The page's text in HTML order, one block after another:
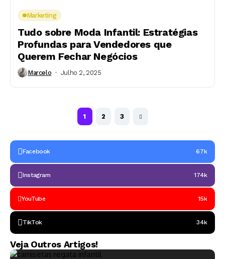
Marketing
Tudo sobre Moda Infantil: Estratégias
Profundas para Vendedores que
Querem Fechar Negócios
Marcelo Julho 2, 2025
1 2 3
Facebook 67k
Instagram 174k
YouTube 15k
TikTok 34k
Veja Outros Artigos!